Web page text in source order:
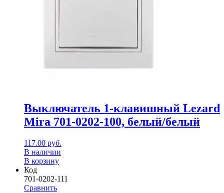
Выключатель 1-клавишный Lezard
Mira 701-0202-100, белый/белый
117.00 руб.
В наличии
В корзину
Код
701-0202-111
Сравнить